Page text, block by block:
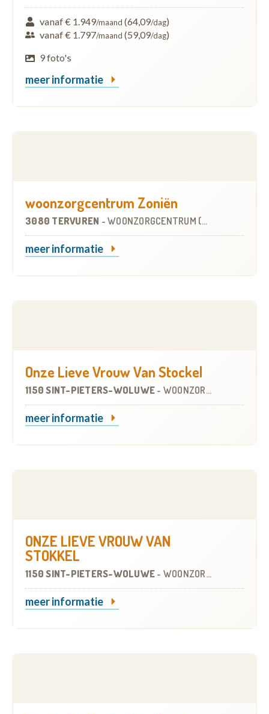
vanaf € 1.949/maand (64,09/dag)
vanaf € 1.797/maand (59,09/dag)
9 foto's
meer informatie
woonzorgcentrum Zoniën
3080 TERVUREN - WOONZORGCENTRUM (WZC)
meer informatie
Onze Lieve Vrouw Van Stockel
1150 SINT-PIETERS-WOLUWE - WOONZORGCENTRUM (WZC)
meer informatie
ONZE LIEVE VROUW VAN
STOKKEL
1150 SINT-PIETERS-WOLUWE - WOONZORGCENTRUM (WZC)
meer informatie